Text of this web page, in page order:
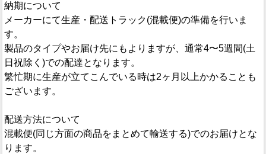
納期について
メーカーにて生産・配送トラック(混載便)の準備を行いま
す。
製品のタイプやお届け先にもよりますが、通常4〜5週間(土
日祝除く)での配達となります。
繁忙期に生産が立てこんでいる時は2ヶ月以上かかることも
ございます。
配送方法について
混載便(同じ方面の商品をまとめて輸送する)でのお届けとな
ります。